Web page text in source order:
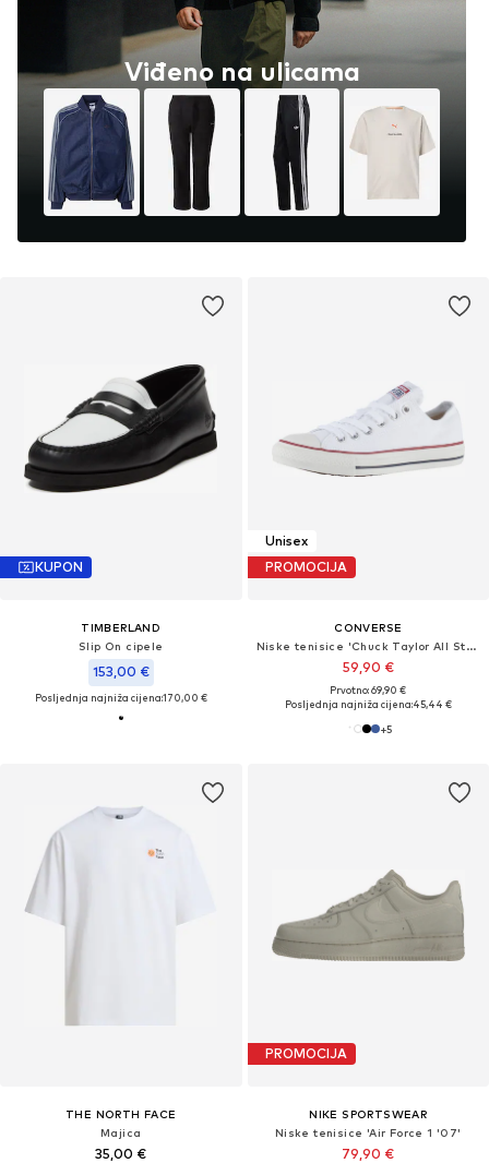
Viđeno na ulicama
KUPON
TIMBERLAND
Slip On cipele
153,00 €
Posljednja najniža cijena:170,00 €
Unisex
PROMOCIJA
CONVERSE
Niske tenisice 'Chuck Taylor All Star Classic'
59,90 €
Prvotno: 69,90 €
Posljednja najniža cijena:45,44 €
+5
THE NORTH FACE
Majica
35,00 €
PROMOCIJA
NIKE SPORTSWEAR
Niske tenisice 'Air Force 1 '07'
79,90 €